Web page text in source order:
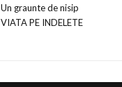
Un graunte de nisip
VIATA PE INDELETE